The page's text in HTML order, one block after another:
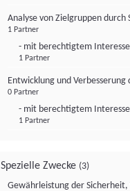
Analyse von Zielgruppen
1 Partner
- mit berechtigtem Interesse
1 Partner
Entwicklung und Verbesserung
0 Partner
- mit berechtigtem Interesse
1 Partner
Spezielle Zwecke (3)
Gewährleistung der